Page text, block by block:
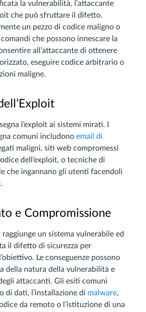
la vulnerabilità, l’attaccante
che può sfruttare il difetto.
un pezzo di codice maligno o
che possono innescare la
all’attaccante di ottenere
eseguire codice arbitrario o
maligne.
l’exploit ai sistemi mirati. I
comuni includono email di
maligni, siti web compromessi
dell’exploit, o tecniche di
che ingannano gli utenti facendoli
e Compromissione
raggiunge un sistema vulnerabile ed
il difetto di sicurezza per
Le conseguenze possono
della natura della vulnerabilità e
attaccanti. Gli esiti comuni
di dati, l’installazione di malware,
da remoto o l’istituzione di una